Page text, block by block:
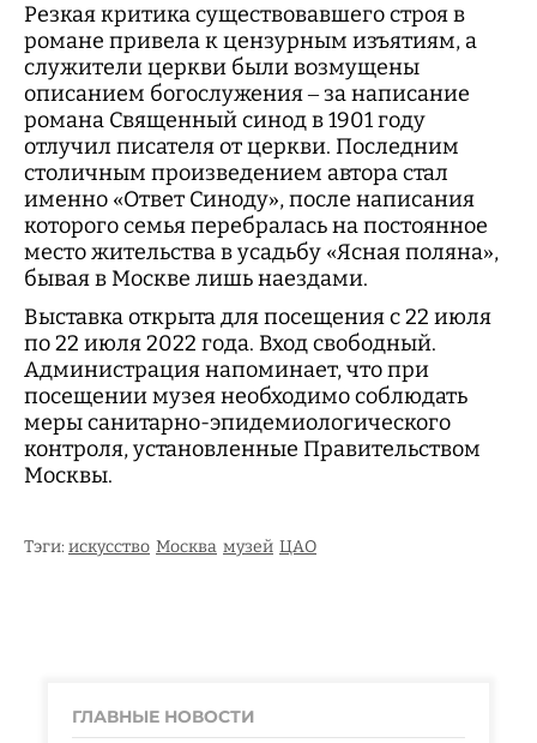
Резкая критика существовавшего строя в
романе привела к цензурным изъятиям, а
служители церкви были возмущены
описанием богослужения – за написание
романа Священный синод в 1901 году
отлучил писателя от церкви. Последним
столичным произведением автора стал
именно «Ответ Синоду», после написания
которого семья перебралась на постоянное
место жительства в усадьбу «Ясная поляна»,
бывая в Москве лишь наездами.
Выставка открыта для посещения с 22 июля
по 22 июля 2022 года. Вход свободный.
Администрация напоминает, что при
посещении музея необходимо соблюдать
меры санитарно-эпидемиологического
контроля, установленные Правительством
Москвы.
Тэги: искусство Москва музей ЦАО
ГЛАВНЫЕ НОВОСТИ